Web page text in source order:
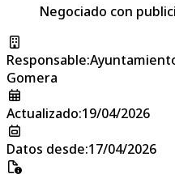
Negociado con
Responsable:
Gomera
Actualizado:19/04/2026
Datos desde:17/04/2026